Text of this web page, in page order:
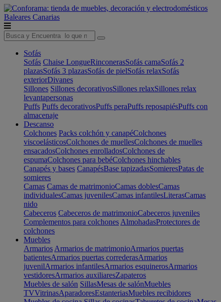
Baleares Canarias
Sofás
Sofás Chaise LongueRinconerasSofás camaSofás 2
plazasSofás 3 plazasSofás de pielSofás relaxSofás
exteriorDivanes
Sillones Sillones decorativosSillones relaxSillones relax
levantapersonas
Puffs Puffs decorativosPuffs peraPuffs reposapiésPuffs con
almacenaje
Descanso
Colchones Packs colchón y canapéColchones
viscoelásticosColchones de muellesColchones de muelles
ensacadosColchones enrolladosColchones de
espumaColchones para bebéColchones hinchables
Canapés y bases CanapésBase tapizadasSomieresPatas de
somieres
Camas Camas de matrimonioCamas doblesCamas
individualesCamas juvenilesCamas infantilesLiterasCamas
nido
Cabeceros Cabeceros de matrimonioCabeceros juveniles
Complementos para colchones AlmohadasProtectores de
colchones
Muebles
Armarios Armarios de matrimonioArmarios puertas
batientesArmarios puertas correderasArmarios
juvenilArmarios infantilesArmarios esquinerosArmarios
vestidoresArmarios auxiliaresZapateros
Muebles de salón SillasMesas de salónMuebles
TVVitrinasAparadoresEstanteriasMuebles recibidores